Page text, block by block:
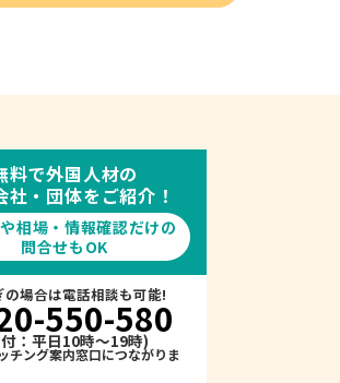
料で外国人材の
社・団体をご紹介！
相場・情報確認だけの
問合せもOK
の場合は電話相談も可能!
550-580
：平日10時～19時)